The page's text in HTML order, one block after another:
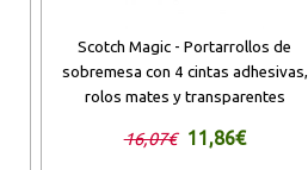
Scotch Magic - Portarrollos de
sobremesa con 4 cintas adhesivas,
rolos mates y transparentes
16,07€ 11,86€